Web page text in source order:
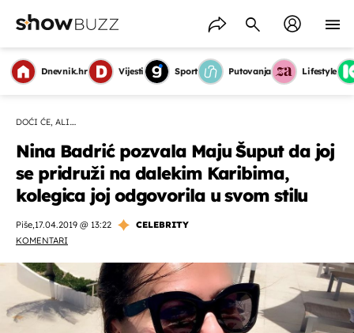
Dnevnik.hr Vijesti Sport Putovanja Lifestyle
DOĆI ĆE, ALI....
Nina Badrić pozvala Maju Šuput da joj
se pridruži na dalekim Karibima,
kolegica joj odgovorila u svom stilu
Piše,17.04.2019 @ 13:22
CELEBRITY
KOMENTARI
OMOGUĆI OBAVIJESTI